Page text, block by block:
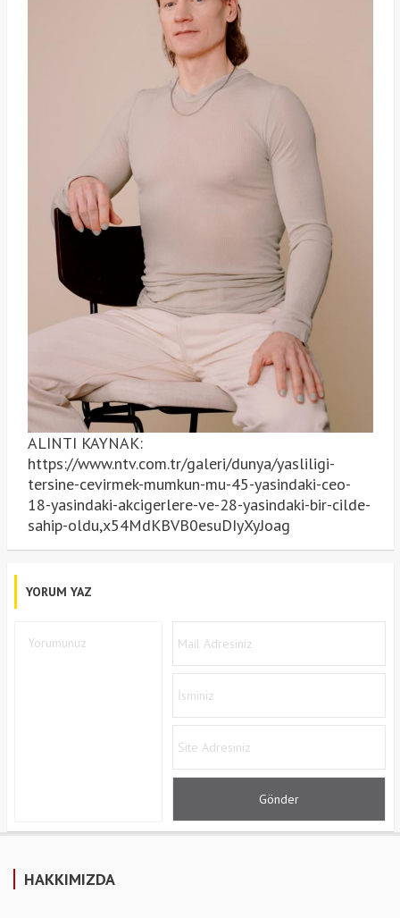
ALINTI KAYNAK:
https://www.ntv.com.tr/galeri/dunya/yasliligi-
tersine-cevirmek-mumkun-mu-45-yasindaki-ceo-
18-yasindaki-akcigerlere-ve-28-yasindaki-bir-cilde-
sahip-oldu,x54MdKBVB0esuDIyXyJoag
YORUM YAZ
HAKKIMIZDA